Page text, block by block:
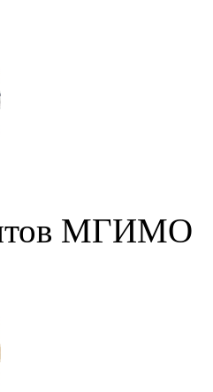
МГИМО